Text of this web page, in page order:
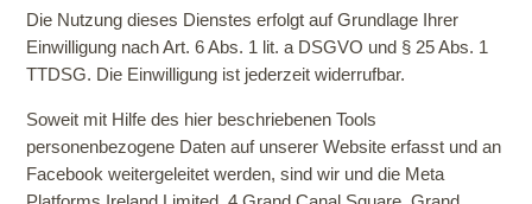
Die Nutzung dieses Dienstes erfolgt auf Grundlage Ihrer
Einwilligung nach Art. 6 Abs. 1 lit. a DSGVO und § 25 Abs. 1
TTDSG. Die Einwilligung ist jederzeit widerrufbar.
Soweit mit Hilfe des hier beschriebenen Tools
personenbezogene Daten auf unserer Website erfasst und an
Facebook weitergeleitet werden, sind wir und die Meta